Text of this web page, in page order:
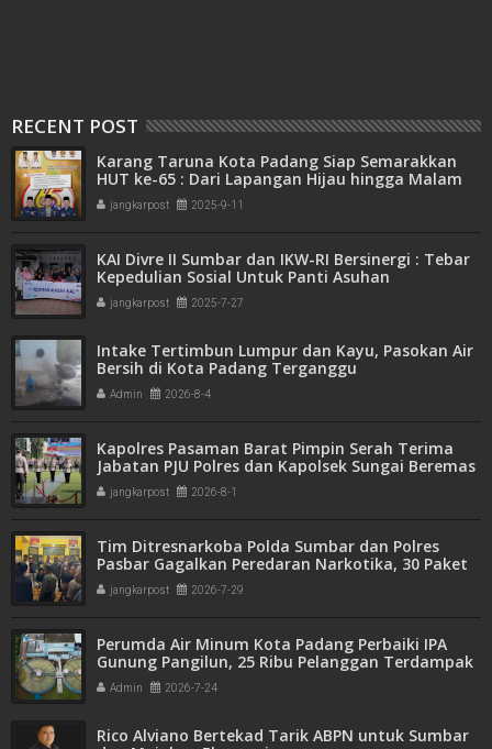
RECENT POST
Karang Taruna Kota Padang Siap Semarakkan
HUT ke-65 : Dari Lapangan Hijau hingga Malam
Kebersamaan
jangkarpost 2025-9-11
KAI Divre II Sumbar dan IKW-RI Bersinergi : Tebar
Kepedulian Sosial Untuk Panti Asuhan
jangkarpost 2025-7-27
Intake Tertimbun Lumpur dan Kayu, Pasokan Air
Bersih di Kota Padang Terganggu
Admin 2026-8-4
Kapolres Pasaman Barat Pimpin Serah Terima
Jabatan PJU Polres dan Kapolsek Sungai Beremas
jangkarpost 2026-8-1
Tim Ditresnarkoba Polda Sumbar dan Polres
Pasbar Gagalkan Peredaran Narkotika, 30 Paket
Ganja Kering Siap Edar Disita
jangkarpost 2026-7-29
Perumda Air Minum Kota Padang Perbaiki IPA
Gunung Pangilun, 25 Ribu Pelanggan Terdampak
Penyesuaian
Admin 2026-7-24
Rico Alviano Bertekad Tarik ABPN untuk Sumbar